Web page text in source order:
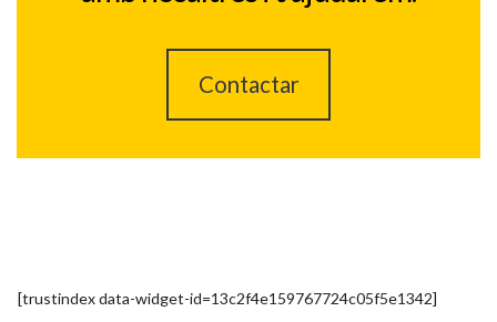
Contactar
[trustindex data-widget-id=13c2f4e159767724c05f5e1342]